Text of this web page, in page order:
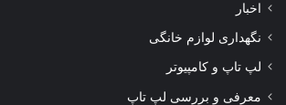
اخبار
نگهداری لوازم خانگی
لپ تاپ و کامپیوتر
معرفی و بررسی لپ تاپ